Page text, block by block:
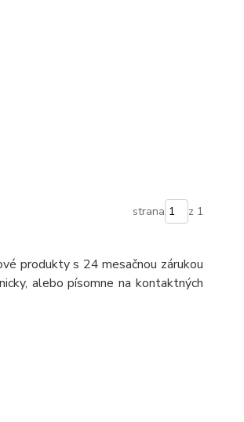
strana z 1
produkty s 24 mesačnou zárukou
alebo písomne na kontaktných